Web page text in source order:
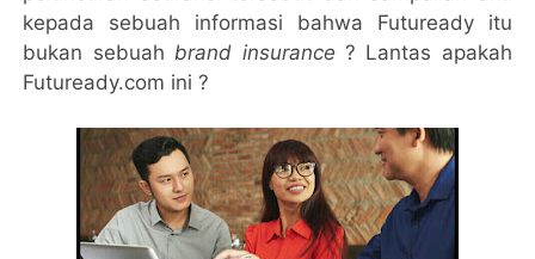
kepada sebuah informasi bahwa Futuready itu
bukan sebuahbrand insurance ? Lantas apakah
Futuready.com ini ?